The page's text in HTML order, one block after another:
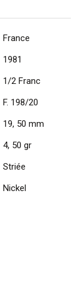
France
1981
1/2 Franc
F. 198/20
19, 50 mm
4, 50 gr
Striée
Nickel